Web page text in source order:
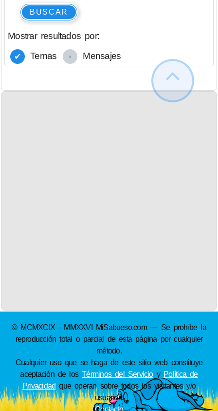
BUSCAR
Mostrar resultados por:
Temas
Mensajes
© MCMXCIX - MMXXVI MiSabueso.com — Se prohíbe la
reproducción total o parcial de esta página por cualquier
método.
Cualquier uso que se haga de este sitio web constituye
aceptación de losTérminos del Servicioy Política de
Privacidad que operan sobre todos los visitantes y/o
usuarios.
Contacto